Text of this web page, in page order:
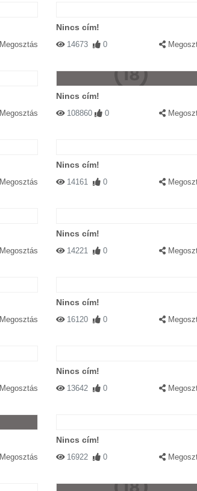
Megosztás
Nincs cím!
14673 0
Megosztás
Nincs cím!
108860 0
Megosztás
Nincs cím!
14161 0
Megosztás
Nincs cím!
14221 0
Megosztás
Nincs cím!
16120 0
Megosztás
Nincs cím!
13642 0
Megosztás
Nincs cím!
16922 0